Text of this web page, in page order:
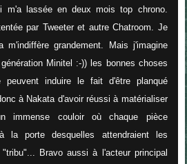
m'a lassée en deux mois top chrono.
par Tweeter et autre Chatroom. Je
grandement. Mais j'imagine
Minitel :-)) les bonnes choses
peuvent induire le fait d'être planqué
à Nakata d'avoir réussi à matérialiser
immense couloir où chaque pièce
la porte desquelles attendraient les
Bravo aussi à l'acteur principal